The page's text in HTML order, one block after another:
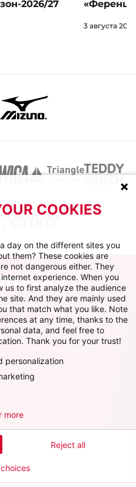
2026/27
3 августа 2026
приложение
COOKIES
day on the different sites you
them? These cookies are
not dangerous either. They
experience. When you
us to first analyze the audience
site. And they are mainly used
that match what you like. Note
at any time, thanks to the
data, and feel free to
Thank you for your trust!
personalization
Reject all
more